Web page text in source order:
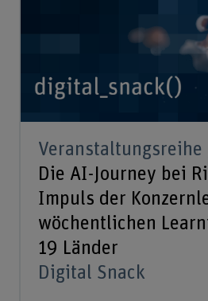
Veranstaltungsreihe
Die AI-Journey bei
Impuls der
wöchentlichen
19 Länder
Digital Snack